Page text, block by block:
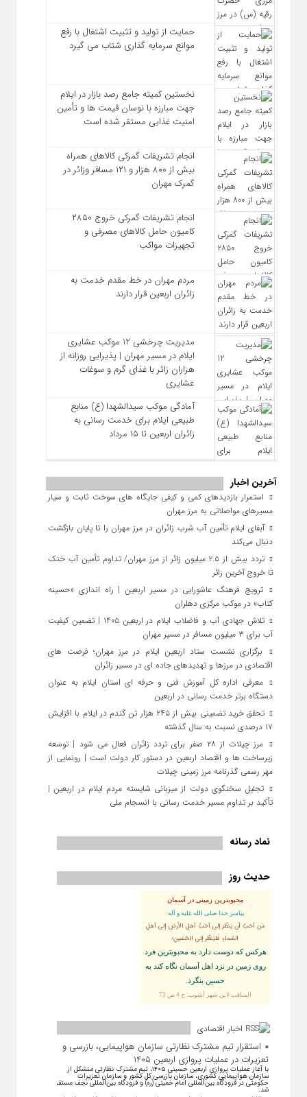
حمایت از تولید و تثبیت اشتغال با رفع
موانع سرمایه‌ گذاری شتاب می‌ گیرد
نخستین کمیته جامع رصد بازار در ایلام
جهت مبارزه با نوسان قیمت‌ ها و تأمین
امنیت غذایی مستقر شده است
انجام تشریفات گمرکی کالاهای همراه
بیش از ۸۰۰ هزار و ۱۲۱ مسافر وزائر در
گمرک مهران
انجام تشریفات گمرکی خروج ۲۸۵۰
کامیون حامل کالاهای مصرفی و
تجهیزات مواکب
مردم مهران در خط مقدم خدمت به
زائران اربعین قرار دارند
مدیریت چرخشی 12 موکب‌ عشایری
ایلام در مسیر مهران | پذیرایی روزانه از
هزاران زائر با غذای گرم و سوغات
عشایری
آمادگی موکب سیدالشهدا (ع) منابع
طبیعی ایلام برای خدمت‌ رسانی به
زائران اربعین تا ۱۵ مرداد
آخرین اخبار
استمرار بازدیدهای کمی و کیفی جایگاه‌ های سوخت ثابت و سیار
مسیرهای مواصلاتی به مرز مهران
آبفای ایلام تأمین آب شرب زائران در مرز مهران را تا پایان بازگشت
دنبال می‌کند
تردد بیش از ۲.۵ میلیون زائر از مرز مهران/ تداوم تأمین آب خنک
تا خروج آخرین زائر
ترویج فرهنگ عاشورایی در مسیر اربعین | راه‌ اندازی «حسینه
کتاب» در موکب مرکزی دهلران
تلاش جهادی آب و فاضلاب ایلام در اربعین ۱۴۰۵ | تضمین کیفیت
آب برای ۳ میلیون مسافر در مسیر مهران
برگزاری نشست ستاد اربعین ایلام در مرز مهران؛ فرصت‌ های
اقتصادی در مرزها و تهدیدهای جاده‌ ای در مسیر زائران
معرفی اداره کل آموزش فنی و حرفه‌ ای استان ایلام به‌ عنوان
دستگاه برتر خدمت‌ رسانی در اربعین
تحقق خرید تضمینی بیش از ۲۴۵ هزار تن گندم در ایلام با افزایش
۱۷ درصدی نسبت به سال گذشته
مرز چیلات از ۲۸ صفر برای تردد زائران فعال می‌ شود | توسعه
زیرساخت‌ ها و اقتصاد اربعین در دستور کار دولت است | رونمایی از
مهر رسمی گذرنامه مرز زمینی چیلات
تجلیل سخنگوی دولت از میزبانی شایسته مردم ایلام در اربعین |
تأکید بر تداوم مسیر خدمت‌ رسانی با انسجام ملی
نماد رسانه
حدیث روز
محبوبترین زمینی در آسمان
پيامبر خدا صلى الله عليه و آله:
مَن أحَبَّ أن يَنظُرَ إلى أحَبِّ أهلِ الأرضِ إلى أهلِ
السَّماءِ فَليَنظُر إلى الحُسَينِ؛
هركس كه دوست دارد به محبوبترين فرد
روى زمين در نزد اهل آسمان نگاه كند به
حسين بنگرد.
المناقب لابن شهر آشوب: ج 4 ص 73
اخبار اقتصادی
استقرار تیم مشترک نظارتی سازمان هواپیمایی، بازرسی و
تعزیرات در عملیات پروازی اربعین ۱۴۰۵
با آغاز عملیات پروازی اربعین حسینی ۱۴۰۵، تیم مشترک نظارتی متشکل از
سازمان هواپیمایی کشوری، سازمان بازرسی کل کشور و سازمان تعزیرات
حکومتی در فرودگاه بین‌المللی امام خمینی (ره) و فرودگاه بین‌المللی نجف مستقر
شد.